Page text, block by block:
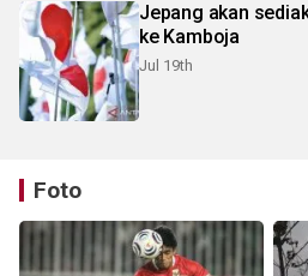
Jepang akan
ke Kamboja
Jul 19th
Foto